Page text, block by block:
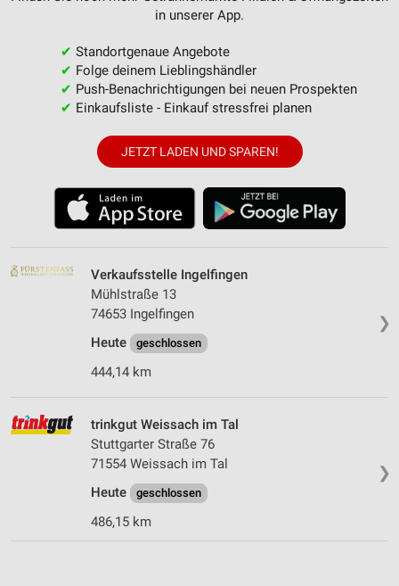
in unserer App.
✔ Standortgenaue Angebote
✔ Folge deinem Lieblingshändler
✔ Push-Benachrichtigungen bei neuen Prospekten
✔ Einkaufsliste - Einkauf stressfrei planen
JETZT LADEN UND SPAREN!
❯
Verkaufsstelle Ingelfingen
Mühlstraße 13
74653 Ingelfingen
Heute
geschlossen
444,14 km
❯
trinkgut Weissach im Tal
Stuttgarter Straße 76
71554 Weissach im Tal
Heute
geschlossen
486,15 km